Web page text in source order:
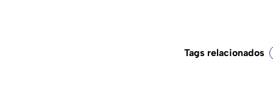
Tags relacionados